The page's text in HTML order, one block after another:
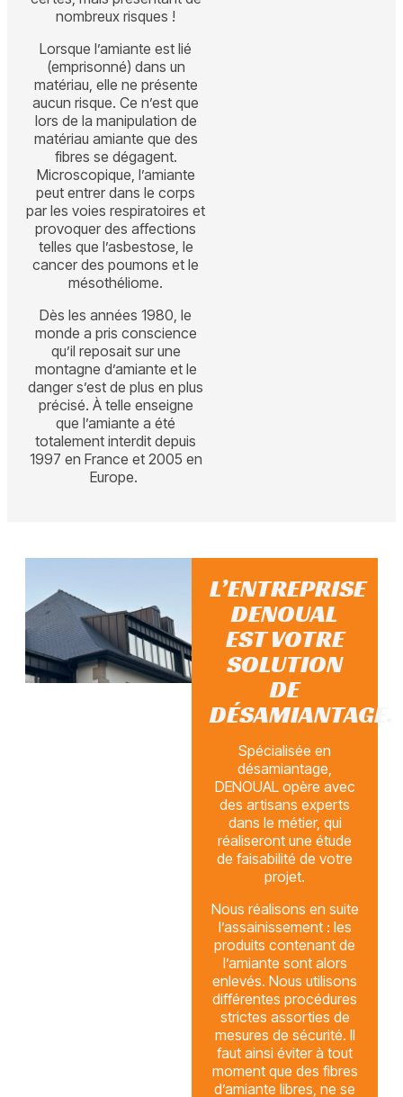
nombreux risques !
Lorsque l’amiante est lié
(emprisonné) dans un
matériau, elle ne présente
aucun risque. Ce n’est que
lors de la manipulation de
matériau amiante que des
fibres se dégagent.
Microscopique, l’amiante
peut entrer dans le corps
par les voies respiratoires et
provoquer des affections
telles que l’asbestose, le
cancer des poumons et le
mésothéliome.
Dès les années 1980, le
monde a pris conscience
qu’il reposait sur une
montagne d’amiante et le
danger s’est de plus en plus
précisé. À telle enseigne
que l’amiante a été
totalement interdit depuis
1997 en France et 2005 en
Europe.
L’ENTREPRISE
DENOUAL
EST VOTRE
SOLUTION
DE
DÉSAMIANTAGE.
Spécialisée en
désamiantage,
DENOUAL opère avec
des artisans experts
dans le métier, qui
réaliseront une étude
de faisabilité de votre
projet.
Nous réalisons en suite
l’assainissement : les
produits contenant de
l’amiante sont alors
enlevés. Nous utilisons
différentes procédures
strictes assorties de
mesures de sécurité. Il
faut ainsi éviter à tout
moment que des fibres
d’amiante libres, ne se